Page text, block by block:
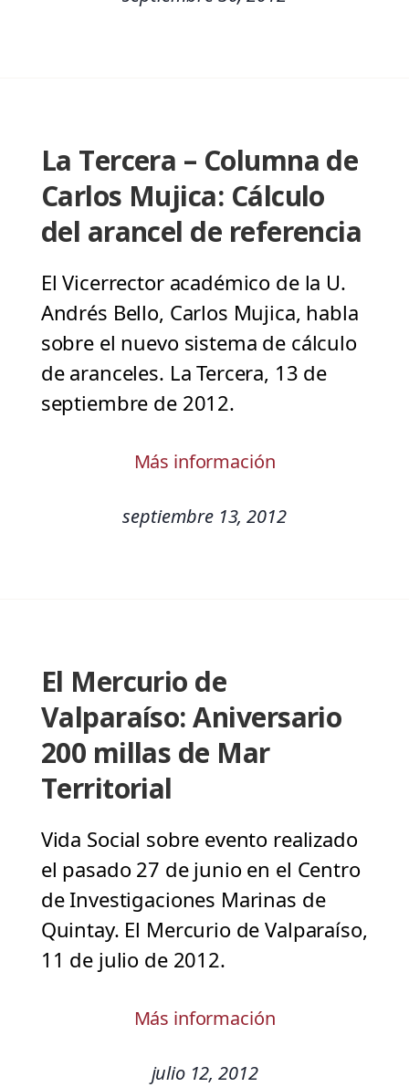
La Tercera – Columna de
Carlos Mujica: Cálculo
del arancel de referencia
El Vicerrector académico de la U.
Andrés Bello, Carlos Mujica, habla
sobre el nuevo sistema de cálculo
de aranceles. La Tercera, 13 de
septiembre de 2012.
Más información
septiembre 13, 2012
El Mercurio de
Valparaíso: Aniversario
200 millas de Mar
Territorial
Vida Social sobre evento realizado
el pasado 27 de junio en el Centro
de Investigaciones Marinas de
Quintay. El Mercurio de Valparaíso,
11 de julio de 2012.
Más información
julio 12, 2012